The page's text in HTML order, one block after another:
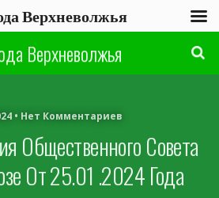
Верхневолжья
• Нет Комментариев
Общественного Совета
От 25.01 .2024 Года
Верхневолжья